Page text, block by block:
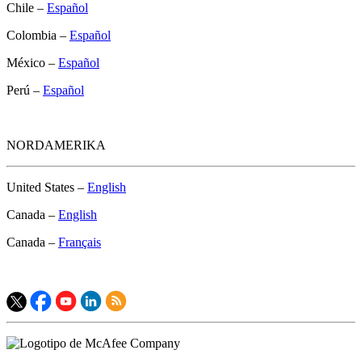
Chile – Español
Colombia – Español
México – Español
Perú – Español
NORDAMERIKA
United States – English
Canada – English
Canada – Français